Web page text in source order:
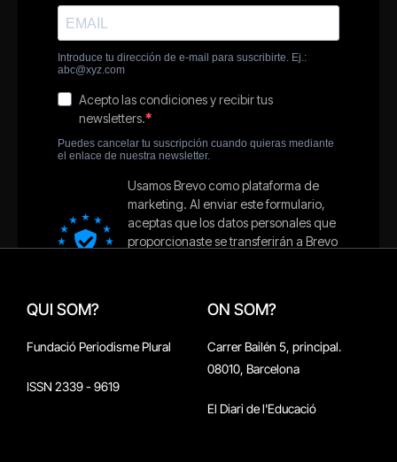
QUI SOM?
Fundació Periodisme Plural
ISSN 2339 - 9619
ON SOM?
Carrer Bailén 5, principal.
08010, Barcelona
El Diari de l'Educació